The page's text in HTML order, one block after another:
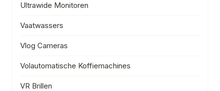
Ultrawide Monitoren
Vaatwassers
Vlog Cameras
Volautomatische Koffiemachines
VR Brillen